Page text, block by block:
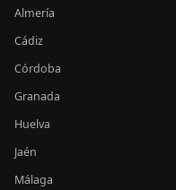
Almería
Cádiz
Córdoba
Granada
Huelva
Jaén
Málaga